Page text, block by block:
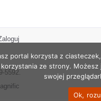
5592.
portal korzysta z
korzystania ze strony. Możesz
swojej
Ok,